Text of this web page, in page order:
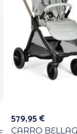
579,95€
CARRO